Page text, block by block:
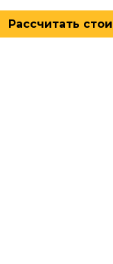
Рассчитать